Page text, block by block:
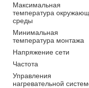
Максимальная
температура
среды
Минимальная
температура монтажа
Напряжение сети
Частота
Управления
нагревательной